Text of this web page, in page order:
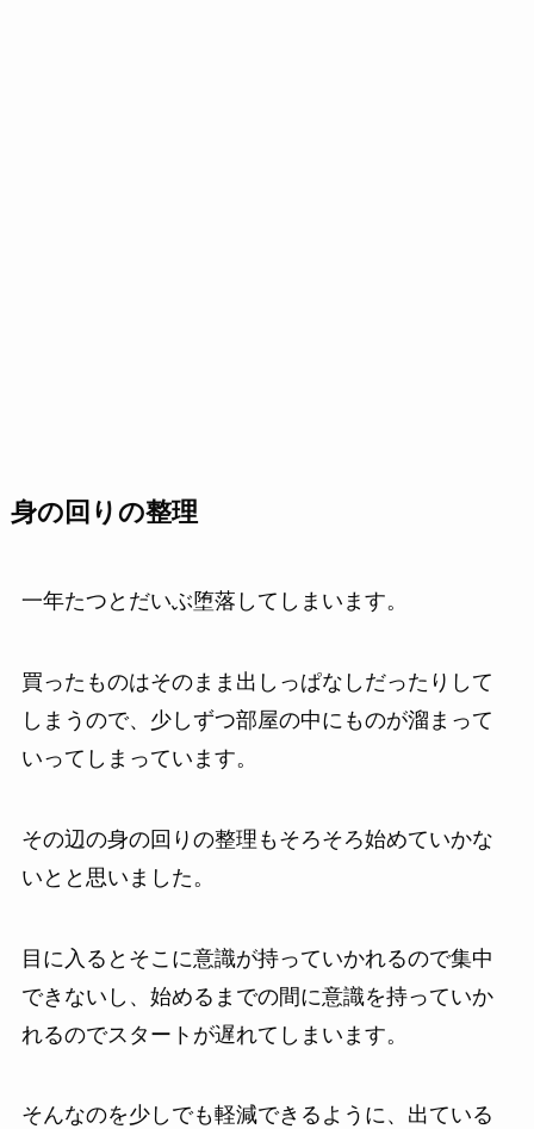
身の回りの整理
一年たつとだいぶ堕落してしまいます。
買ったものはそのまま出しっぱなしだったりして
しまうので、少しずつ部屋の中にものが溜まって
いってしまっています。
その辺の身の回りの整理もそろそろ始めていかな
いとと思いました。
目に入るとそこに意識が持っていかれるので集中
できないし、始めるまでの間に意識を持っていか
れるのでスタートが遅れてしまいます。
そんなのを少しでも軽減できるように、出ている